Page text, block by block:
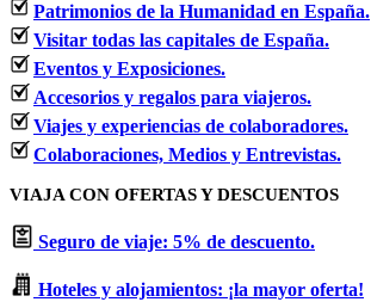
Patrimonios de la Humanidad en España.
Visitar todas las capitales de España.
Eventos y Exposiciones.
Accesorios y regalos para viajeros.
Viajes y experiencias de colaboradores.
Colaboraciones, Medios y Entrevistas.
VIAJA CON OFERTAS Y DESCUENTOS
Seguro de viaje: 5% de descuento.
Hoteles y alojamientos: ¡la mayor oferta!